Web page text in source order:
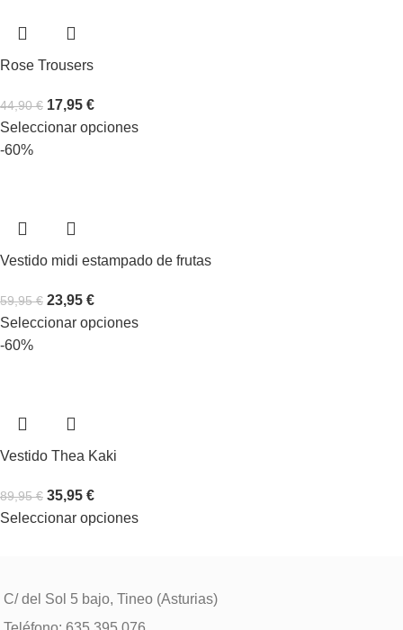
Rose Trousers
44,90€ 17,95 €
Seleccionar opciones
-60%
Vestido midi estampado de frutas
59,95€ 23,95 €
Seleccionar opciones
-60%
Vestido Thea Kaki
89,95€ 35,95 €
Seleccionar opciones
C/ del Sol 5 bajo, Tineo (Asturias)